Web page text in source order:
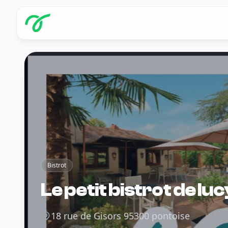
Bistrot
Le petit bistrot de
18 rue de Gisors 95300 pontoise